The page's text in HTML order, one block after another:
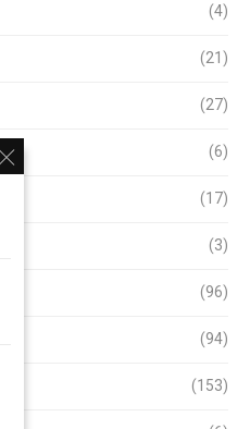
(4)
(21)
(27)
(6)
(17)
(3)
(96)
(94)
(153)